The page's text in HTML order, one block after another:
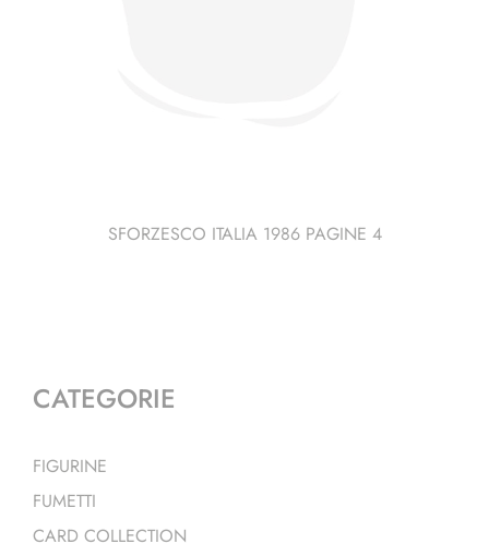
SFORZESCO ITALIA 1986 PAGINE 4
CATEGORIE
FIGURINE
FUMETTI
CARD COLLECTION